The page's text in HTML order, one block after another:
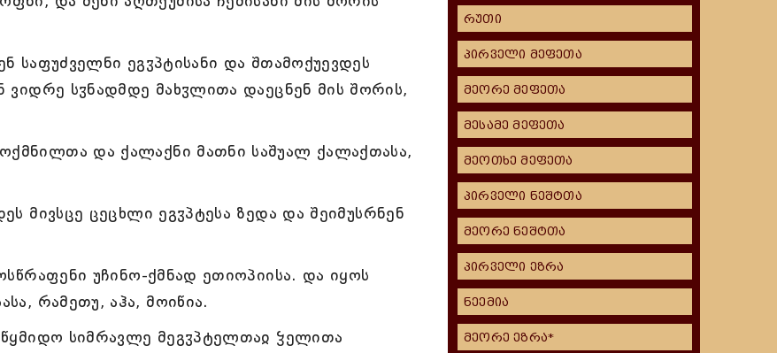
საფუძველნი ეგჳპტისანი და შთამოქუევდეს
ვიდრე სჳნადმდე მახჳლითა დაეცნენ მის შორის,
და ქალაქნი მათნი საშუალ ქალაქთასა,
მივსცე ცეცხლი ეგჳპტესა ზედა და შეიმუსრნენ
უჩინო-ქმნად ეთიოპიისა. და იყოს
რამეთუ, აჰა, მოიწია.
სიმრავლე მეგჳპტელთაჲ ჴელითა
რუთი
პირველი მეფეთა
მეორე მეფეთა
მესამე მეფეთა
მეოთხე მეფეთა
პირველი ნეშტთა
მეორე ნეშტთა
პირველი ეზრა
ნეემია
მეორე ეზრა*